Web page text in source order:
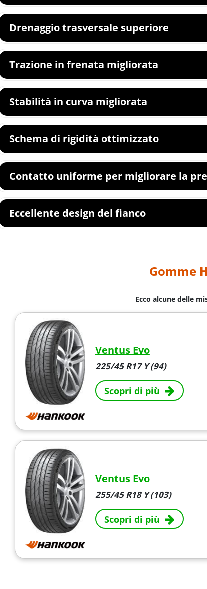
Drenaggio trasversale superiore
Trazione in frenata migliorata
Stabilità in curva migliorata
Schema di rigidità ottimizzato
Contatto uniforme per migliorare la
Eccellente design del fianco
Gomme
Ecco alcune delle
Ventus Evo
225/45 R17 Y (94)
Scopri di più
Ventus Evo
255/45 R18 Y (103)
Scopri di più